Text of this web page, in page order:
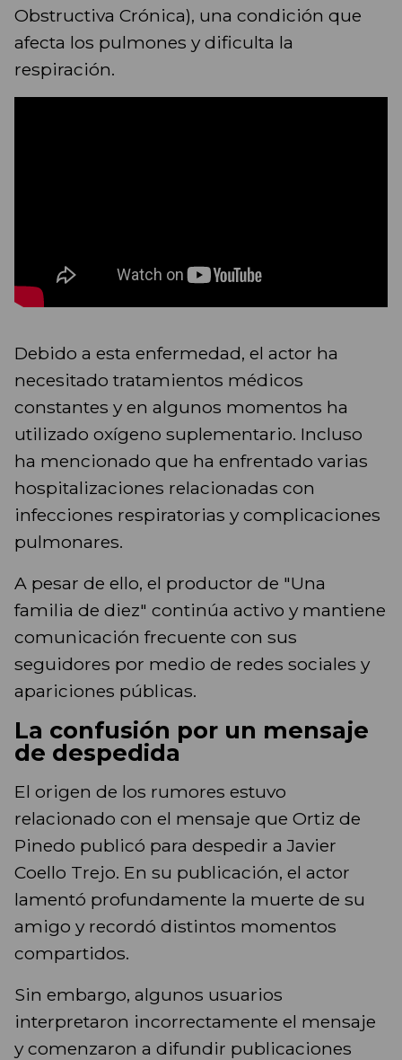
Obstructiva Crónica), una condición que
afecta los pulmones y dificulta la
respiración.
Debido a esta enfermedad, el actor ha
necesitado tratamientos médicos
constantes y en algunos momentos ha
utilizado oxígeno suplementario. Incluso
ha mencionado que ha enfrentado varias
hospitalizaciones relacionadas con
infecciones respiratorias y complicaciones
pulmonares.
A pesar de ello, el productor de "Una
familia de diez" continúa activo y mantiene
comunicación frecuente con sus
seguidores por medio de redes sociales y
apariciones públicas.
La confusión por un mensaje
de despedida
El origen de los rumores estuvo
relacionado con el mensaje que Ortiz de
Pinedo publicó para despedir a Javier
Coello Trejo. En su publicación, el actor
lamentó profundamente la muerte de su
amigo y recordó distintos momentos
compartidos.
Sin embargo, algunos usuarios
interpretaron incorrectamente el mensaje
y comenzaron a difundir publicaciones